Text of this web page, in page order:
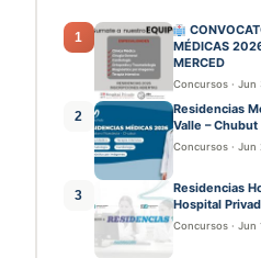
1
MÉDICAS
MERCED
Concursos · Jun
2
Residencias
Valle – Chubut
Concursos · Jun
3
Residencias
Hospital
Concursos · Jun 1